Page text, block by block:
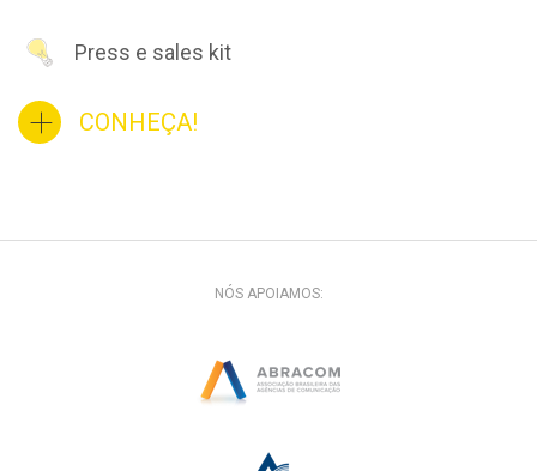
Press e sales kit
CONHEÇA!
NÓS APOIAMOS: